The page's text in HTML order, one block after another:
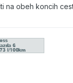
na obeh koncih